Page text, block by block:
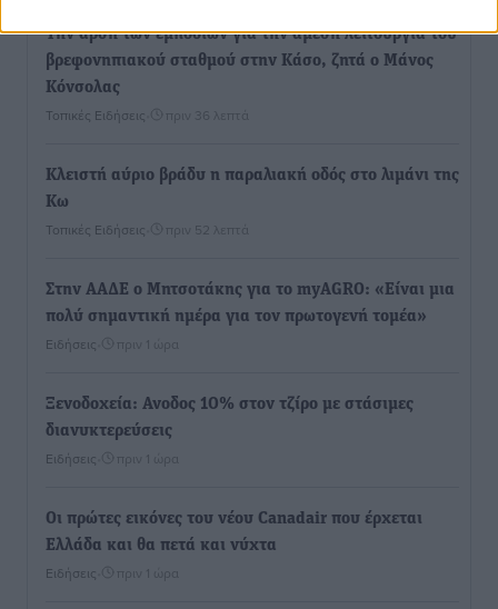
Την άρση των εμποδίων για την άμεση λειτουργία του
βρεφονηπιακού σταθμού στην Κάσο, ζητά ο Μάνος
Κόνσολας
Τοπικές Ειδήσεις πριν 36 λεπτά
Κλειστή αύριο βράδυ η παραλιακή οδός στο λιμάνι της
Κω
Τοπικές Ειδήσεις πριν 52 λεπτά
Στην ΑΑΔΕ ο Μητσοτάκης για το myAGRO: «Είναι μια
πολύ σημαντική ημέρα για τον πρωτογενή τομέα»
Ειδήσεις πριν 1 ώρα
Ξενοδοχεία: Ανοδος 10% στον τζίρο με στάσιμες
διανυκτερεύσεις
Ειδήσεις πριν 1 ώρα
Οι πρώτες εικόνες του νέου Canadair που έρχεται
Ελλάδα και θα πετά και νύχτα
Ειδήσεις πριν 1 ώρα